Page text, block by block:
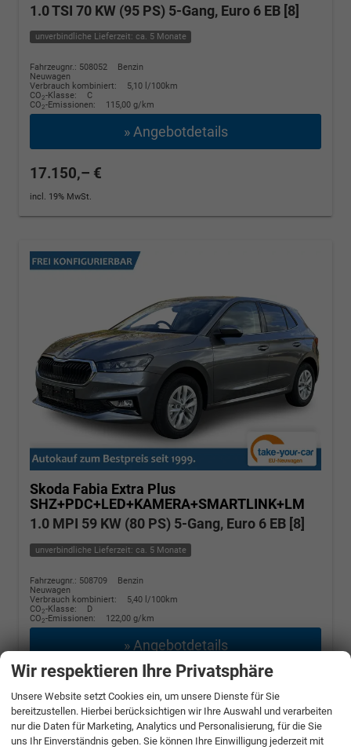
1.0 TSI 70 KW (95 PS) 5-Gang, Euro 6 EB [8]
unverbindliche Lieferzeit: ca. 5 Monate
Fahrzeugnr.: 508052
Benzin
Neuwagen
Verbrauch kombiniert:
5,10 l/100km
CO2-Klasse:
C
CO2-Emissionen: 115,00 g/km
» Angebotdetails
17.150,– €
incl. 19% MwSt.
Skoda Fabia Extra Plus
SHZ+PDC+LED+KAMERA+SMARTLINK+LM
1.0 MPI 59 KW (80 PS) 5-Gang, Euro 6 EB [8]
unverbindliche Lieferzeit: ca. 5 Monate
Fahrzeugnr.: 508709
Benzin
Neuwagen
Verbrauch kombiniert:
5,40 l/100km
CO2-Klasse:
D
CO2-Emissionen: 122,00 g/km
» Angebotdetails
incl. 19% MwSt.
Wir respektieren Ihre Privatsphäre
Unsere Website setzt Cookies ein, um unsere Dienste für Sie
bereitzustellen. Hierbei berücksichtigen wir Ihre Auswahl und verarbeiten
nur die Daten für Marketing, Analytics und Personalisierung, für die Sie
uns Ihr Einverständnis geben. Sie können Ihre Einwilligung jederzeit mit